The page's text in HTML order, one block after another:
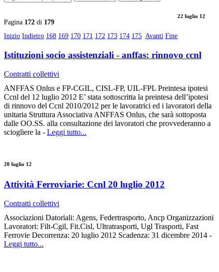
Pagina 172 di 179
Inizio Indietro 168 169 170 171 172 173 174 175 Avanti Fine
22 luglio 12
Istituzioni socio assistenziali - anffas: rinnovo ccnl
Contratti collettivi
ANFFAS Onlus e FP-CGIL, CISL-FP, UIL-FPL Preintesa ipotesi
Ccnl del 12 luglio 2012 E’ stata sottoscritta la preintesa dell’ipotesi
di rinnovo del Ccnl 2010/2012 per le lavoratrici ed i lavoratori della
unitaria Struttura Associativa ANFFAS Onlus, che sarà sottoposta
dalle OO.SS. alla consultazione dei lavoratori che provvederanno a
sciogliere la - Leggi tutto...
20 luglio 12
Attività Ferroviarie: Ccnl 20 luglio 2012
Contratti collettivi
Associazioni Datoriali: Agens, Federtrasporto, Ancp Organizzazioni
Lavoratori: Filt-Cgil, Fit.Cisl, Ultratrasporti, Ugl Trasporti, Fast
Ferrovie Decorrenza: 20 luglio 2012 Scadenza: 31 dicembre 2014 -
Leggi tutto...